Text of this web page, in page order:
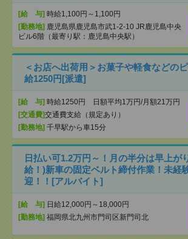
[給 与] 時給1,100円～1,100円
[勤務地] 鹿児島県鹿児島市武1-2-10 JR鹿児島中央
ビル6階（最寄り駅：鹿児島中央駅）
＜お店へ出荷用＞お菓子や軽食などの
給1250円[派遣]
[給 与] 時給1250円 日額平均1万円/月額21万円
[交通費]交通費支給（規定あり）
[勤務地] 千早駅から車15分
日払い可1.2万円～！月の半分は早上が
給！)新車の固定ベルト締付作業！未経
迎！！[アルバイト]
[給 与] 日給12,000円～18,000円
[勤務地] 福岡県北九州市門司区新門司北